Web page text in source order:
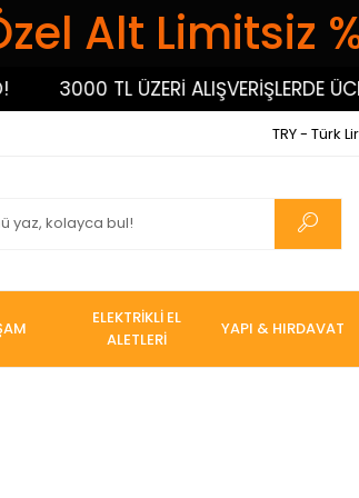
Alt Limitsiz
3000 TL ÜZERİ ALIŞVERİŞLERDE
TRY - Türk
ELEKTRİKLİ EL
ALETLERİ
YAPI & HIRDAVAT